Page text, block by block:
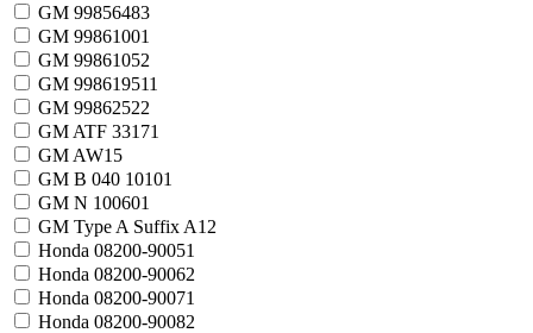
GM 99856483
GM 99861001
GM 99861052
GM 998619511
GM 99862522
GM ATF 33171
GM AW1 5
GM B 040 10101
GM N 100601
GM Type A Suffix A12
Honda 08200-90051
Honda 08200-90062
Honda 08200-90071
Honda 08200-90082